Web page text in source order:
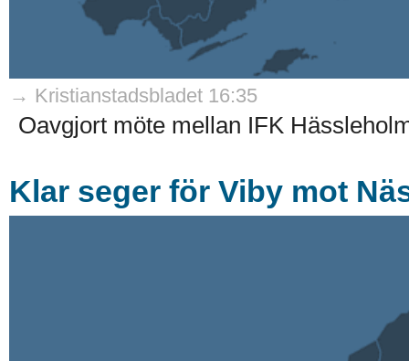
→ Kristianstadsbladet 16:35
Oavgjort möte mellan IFK
Klar seger för Viby mot